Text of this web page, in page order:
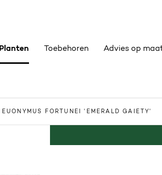
Planten Toebehoren Advies op
EUONYMUS FORTUNEI 'EMERALD GAIETY'